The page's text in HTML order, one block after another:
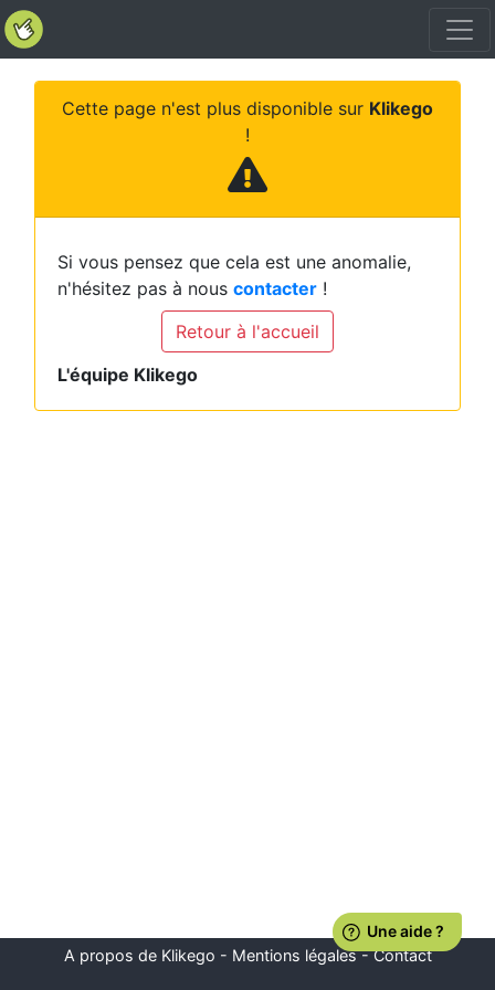
Cette page n'est plus disponible sur Klikego
!
Si vous pensez que cela est une anomalie,
n'hésitez pas à nous contacter !
Retour à l'accueil
L'équipe Klikego
A propos de Klikego - Mentions légales-Contact